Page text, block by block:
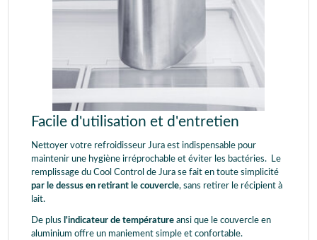
Facile d'utilisation et d'entretien
Nettoyer votre refroidisseur Jura est indispensable pour
maintenir une hygiène irréprochable et éviter les bactéries. Le
remplissage du Cool Control de Jura se fait en toute simplicité
par le dessus en retirant le couvercle, sans retirer le récipient à
lait.
De plus l'indicateur de température ansi que le couvercle en
aluminium offre un maniement simple et confortable.